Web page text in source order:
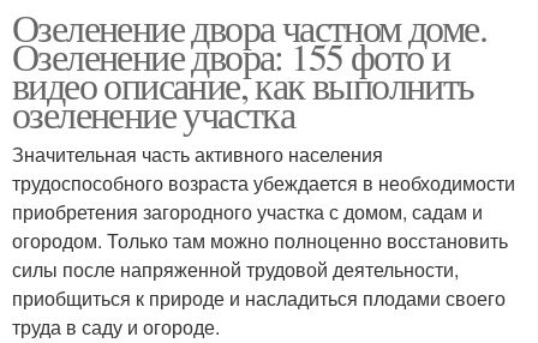
Озеленение двора частном доме.
Озеленение двора: 155 фото и
видео описание, как выполнить
озеленение участка
Значительная часть активного населения
трудоспособного возраста убеждается в необходимости
приобретения загородного участка с домом, садам и
огородом. Только там можно полноценно восстановить
силы после напряженной трудовой деятельности,
приобщиться к природе и насладиться плодами своего
труда в саду и огороде.